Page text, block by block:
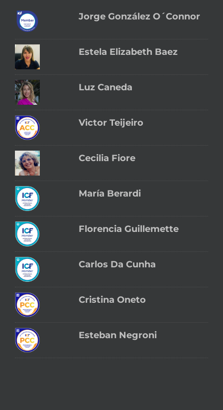
Jorge González O´Connor
Estela Elizabeth Baez
Luz Caneda
Victor Teijeiro
Cecilia Fiore
María Berardi
Florencia Guillemette
Carlos Da Cunha
Cristina Oneto
Esteban Negroni